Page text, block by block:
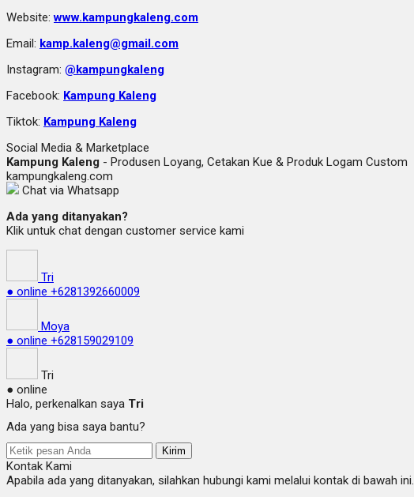
Website:www.kampungkaleng.com
Email: kamp.kaleng@gmail.com
Instagram: @kampungkaleng
Facebook: Kampung Kaleng
Tiktok: Kampung Kaleng
Social Media & Marketplace
Kampung Kaleng - Produsen Loyang, Cetakan Kue & Produk Logam Custom
kampungkaleng.com
Chat via Whatsapp
Ada yang ditanyakan?
Klik untuk chat dengan customer service kami
Tri
● online +6281392660009
Moya
● online +628159029109
Tri
● online
Halo, perkenalkan saya Tri
Ada yang bisa saya bantu?
Kirim
Kontak Kami
Apabila ada yang ditanyakan, silahkan hubungi kami melalui kontak di bawah ini.